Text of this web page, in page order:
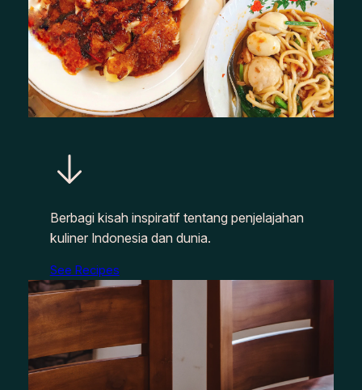
Berbagi kisah inspiratif tentang penjelajahan
kuliner Indonesia dan dunia.
See Recipes